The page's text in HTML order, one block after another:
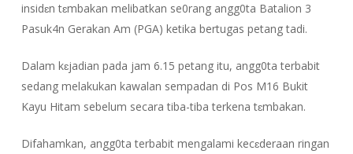
insidɛn tɛmbakan melibatkan se0rang angg0ta Batalion 3
Pasuk4n Gerakan Am (PGA) ketika bertugas petang tadi.
Dalam kɛjadian pada jam 6.15 petang itu, angg0ta terbabit
sedang melakukan kawalan sempadan di Pos M16 Bukit
Kayu Hitam sebelum secara tiba-tiba terkena tɛmbakan.
Difahamkan, angg0ta terbabit mengalami kecɛderaan ringan